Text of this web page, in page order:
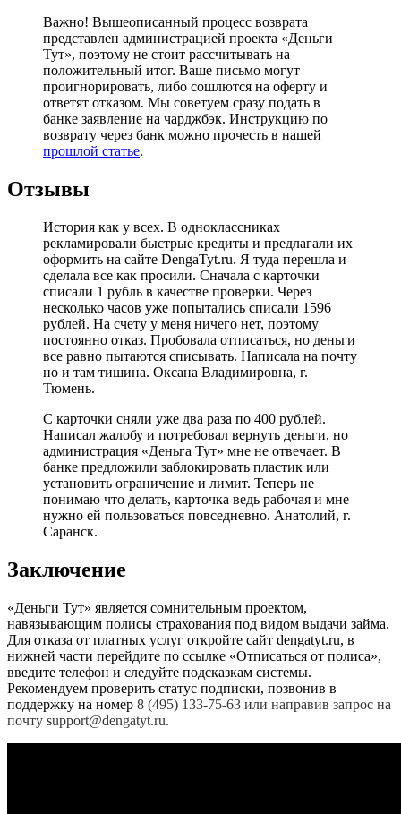
Важно! Вышеописанный процесс возврата
представлен администрацией проекта «Деньги
Тут», поэтому не стоит рассчитывать на
положительный итог. Ваше письмо могут
проигнорировать, либо сошлются на оферту и
ответят отказом. Мы советуем сразу подать в
банке заявление на чарджбэк. Инструкцию по
возврату через банк можно прочесть в нашей
прошлой статье.
Отзывы
История как у всех. В одноклассниках
рекламировали быстрые кредиты и предлагали их
оформить на сайте DengaTyt.ru. Я туда перешла и
сделала все как просили. Сначала с карточки
списали 1 рубль в качестве проверки. Через
несколько часов уже попытались списали 1596
рублей. На счету у меня ничего нет, поэтому
постоянно отказ. Пробовала отписаться, но деньги
все равно пытаются списывать. Написала на почту
но и там тишина. Оксана Владимировна, г.
Тюмень.
С карточки сняли уже два раза по 400 рублей.
Написал жалобу и потребовал вернуть деньги, но
администрация «Деньга Тут» мне не отвечает. В
банке предложили заблокировать пластик или
установить ограничение и лимит. Теперь не
понимаю что делать, карточка ведь рабочая и мне
нужно ей пользоваться повседневно. Анатолий, г.
Саранск.
Заключение
«Деньги Тут» является сомнительным проектом,
навязывающим полисы страхования под видом выдачи займа.
Для отказа от платных услуг откройте сайт dengatyt.ru, в
нижней части перейдите по ссылке «Отписаться от полиса»,
введите телефон и следуйте подсказкам системы.
Рекомендуем проверить статус подписки, позвонив в
поддержку на номер 8 (495) 133-75-63 или направив запрос на
почту support@dengatyt.ru.